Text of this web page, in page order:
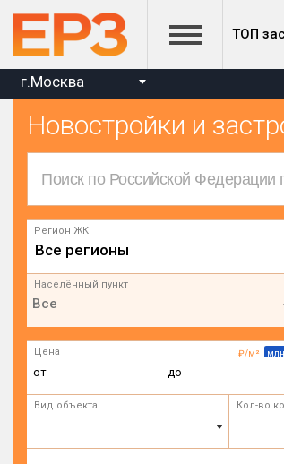
ТОП
г.Москва
Новостройки и
Регион ЖК
Все регионы
Населённый пункт
₽/м²
Цена
от до
Вид объекта Кол-во